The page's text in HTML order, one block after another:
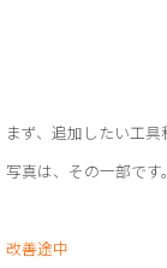
まず、追加したい工具
写真は、その一部です。
改善途中